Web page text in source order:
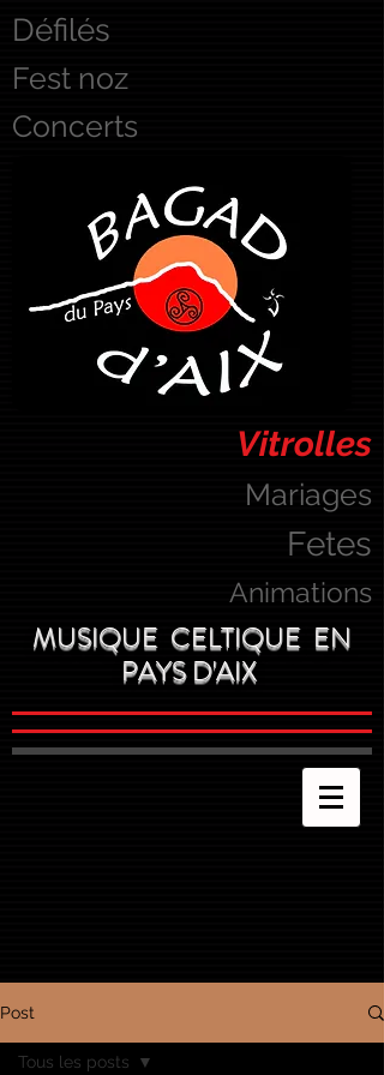
Défilés
Fest noz
Concerts
Vitrolles
Mariages
Fetes
Animations
MUSIQUE CELTIQUE EN
PAYS D'AIX
Post
Tous les posts